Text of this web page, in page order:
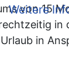
von 15
in
in
Weitere